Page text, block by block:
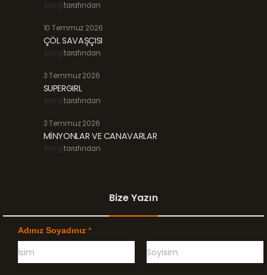
Margitarafından
10 Temmuz 2026
ÇÖL SAVAŞÇISI
Margitarafından
3 Temmuz 2026
SUPERGIRL
Margitarafından
3 Temmuz 2026
MİNYONLAR VE CANAVARLAR
Margitarafından
Bize Yazın
Adınız Soyadınız *